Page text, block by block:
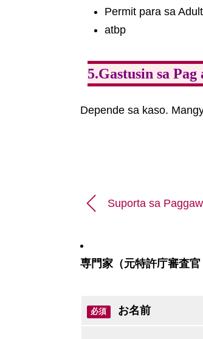
Permit para sa
atbp
5.Gastusin sa
Depende sa kaso.
Suporta sa
専門家（元特許庁審査
必須 お名前